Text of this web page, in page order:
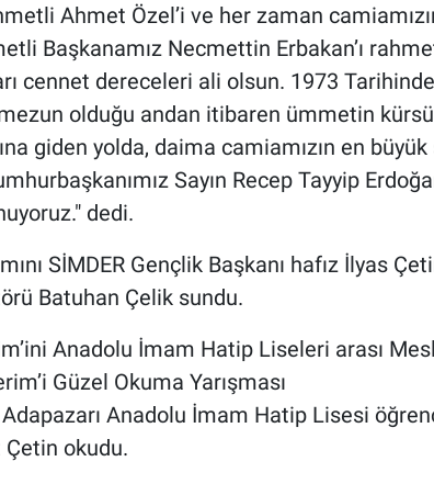
Ahmet Özel’i ve her zaman
Başkanamız Necmettin Erbakan’ı
cennet dereceleri ali olsun. 1973
olduğu andan itibaren ümmetin
giden yolda, daima camiamızın en
Sayın Recep Tayyip
dedi.
SİMDER Gençlik Başkanı hafız İlyas
Batuhan Çelik sundu.
Anadolu İmam Hatip Liseleri arası
Güzel Okuma Yarışması
Anadolu İmam Hatip Lisesi
okudu.